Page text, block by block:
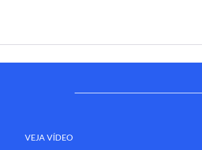
VEJA VÍDEO